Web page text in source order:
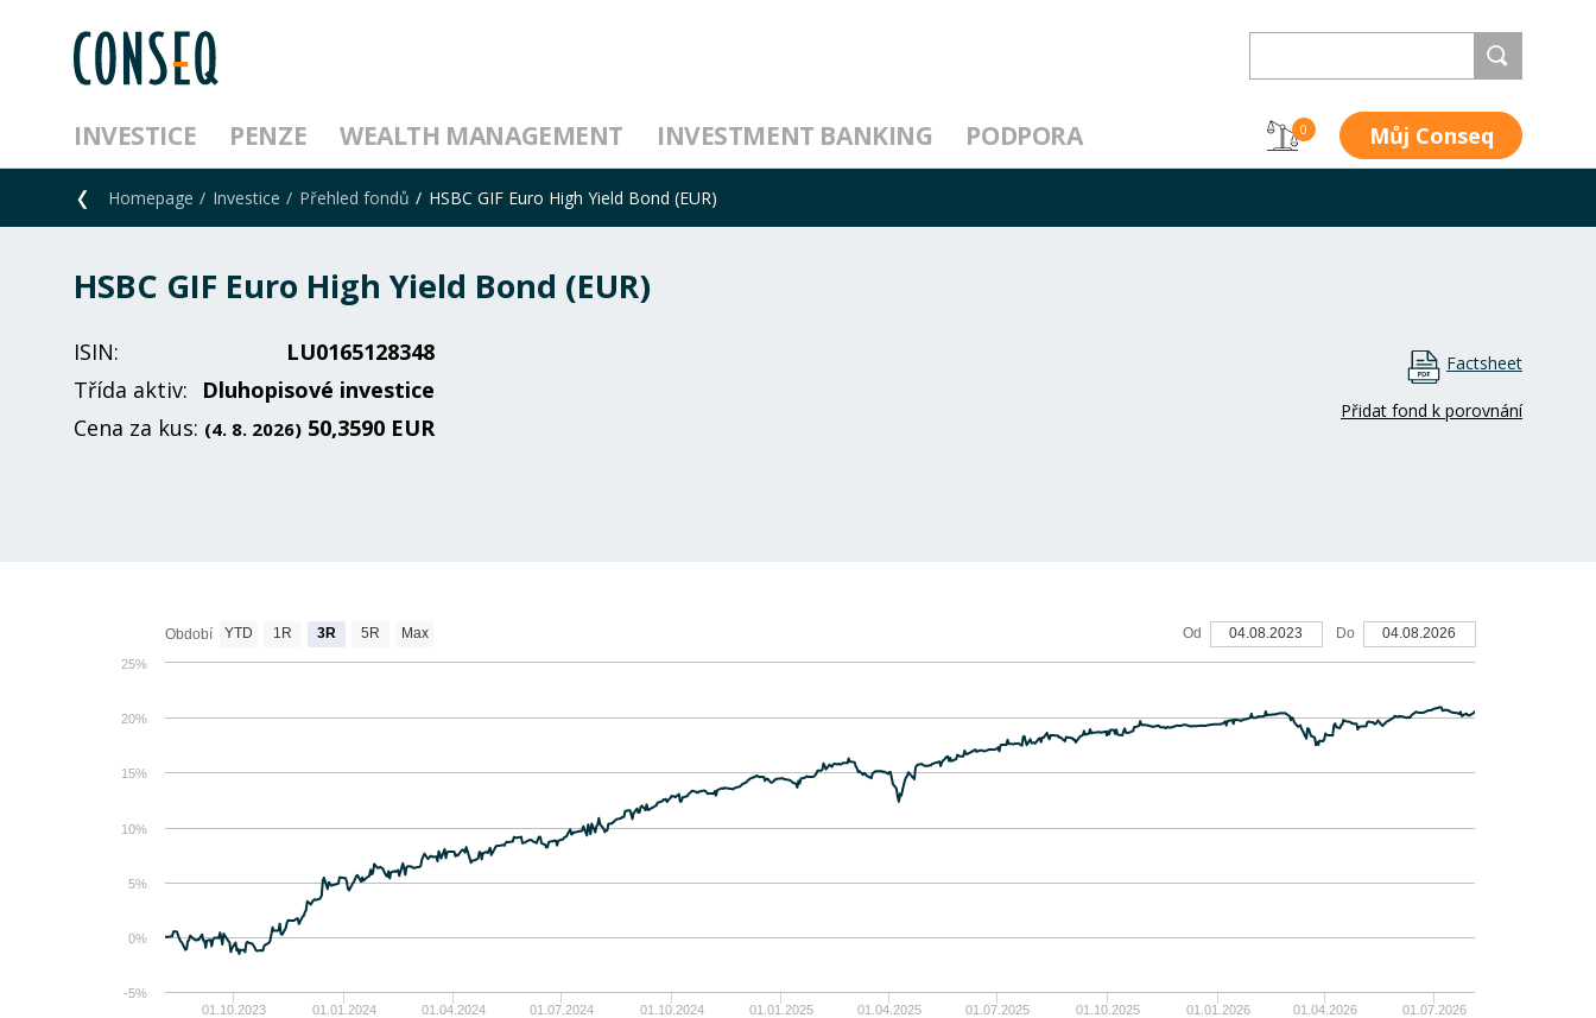
INVESTICE PENZE WEALTH MANAGEMENT INVESTMENT BANKING PODPORA 0 Můj Conseq
Homepage Investice Přehled fondů HSBC GIF Euro High Yield Bond (EUR)
HSBC GIF Euro High Yield Bond (EUR)
ISIN:
LU0165128348
Třída aktiv:
Dluhopisové investice
Cena za kus: (4. 8. 2026) 50,3590 EUR
Factsheet
Přidat fond k porovnání
01.10.2023 01.01.2024 01.04.2024 01.07.2024 01.10.2024 01.01.2025 01.04.2025 01.07.2025 01.10.2025 01.01.2026 01.04.2026 01.07.2026
-5%
0%
5%
10%
15%
20%
25%
Období YTD 1R 3R 5R Max Od 04.08.2023 Do 04.08.2026